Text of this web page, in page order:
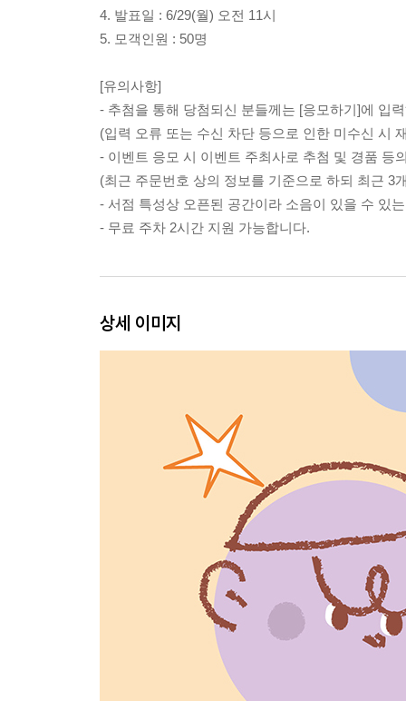
4. 발표일 : 6/29(월) 오전 11시
5. 모객인원 : 50명
[유의사항]
- 추첨을 통해 당첨되신 분들께는 [응모하기]에 입
(입력 오류 또는 수신 차단 등으로 인한 미수신 시
- 이벤트 응모 시 이벤트 주최사로 추첨 및 경품 등
(최근 주문번호 상의 정보를 기준으로 하되 최근 3
- 서점 특성상 오픈된 공간이라 소음이 있을 수 있
- 무료 주차 2시간 지원 가능합니다.
상세 이미지